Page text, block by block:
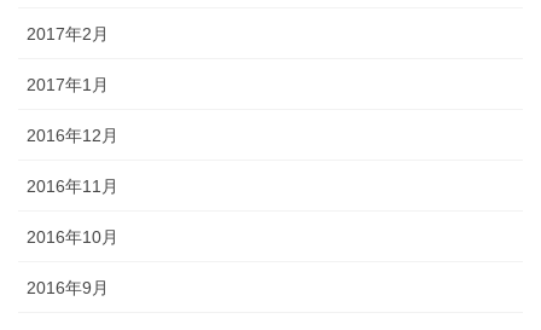
2017年2月
2017年1月
2016年12月
2016年11月
2016年10月
2016年9月